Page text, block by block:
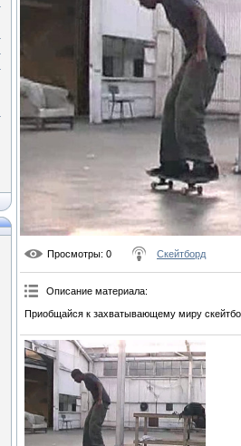
Просмотры: 0 Скейтборд
Описание материала:
Приобщайся к захватывающему миру